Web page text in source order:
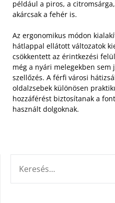
például a piros, a
akárcsak a fehér is.
Az ergonomikus módon
hátlappal ellátott változatok
csökkentett az érintkezési
még a nyári melegekben
szellőzés. A férfi városi
oldalzsebek különösen
hozzáférést biztosítanak a
használt dolgoknak.